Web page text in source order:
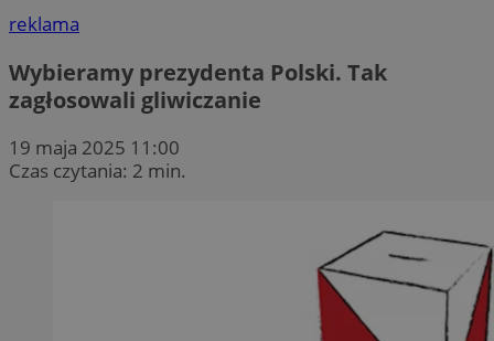
reklama
Wybieramy prezydenta Polski. Tak
zagłosowali gliwiczanie
19 maja 2025 11:00
Czas czytania: 2 min.